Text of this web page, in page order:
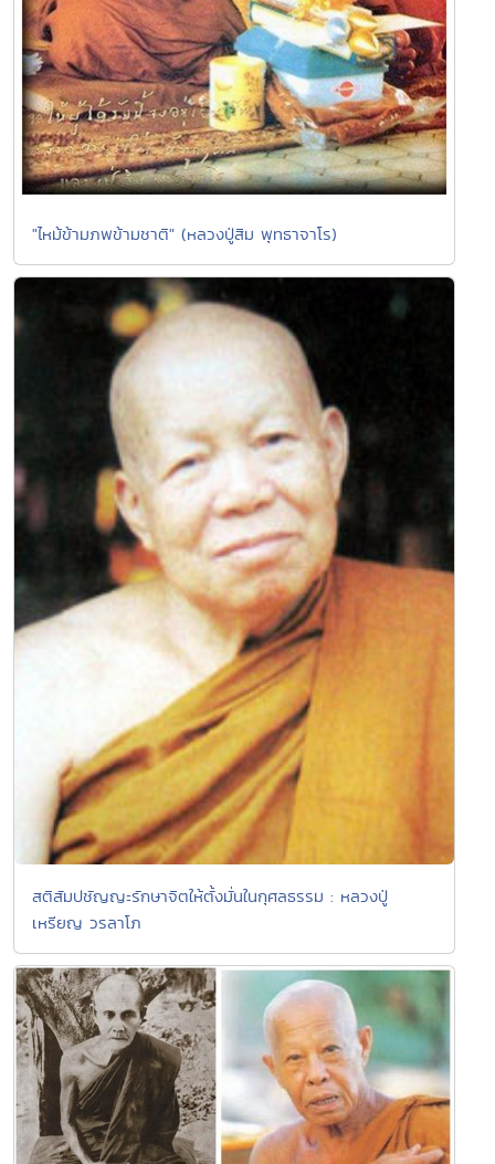
"ไหม้ข้ามภพข้ามชาติ" (หลวงปู่สิม พุทธาจาโร)
สติสัมปชัญญะรักษาจิตให้ตั้งมั่นในกุศลธรรม : หลวงปู่
เหรียญ วรลาโภ